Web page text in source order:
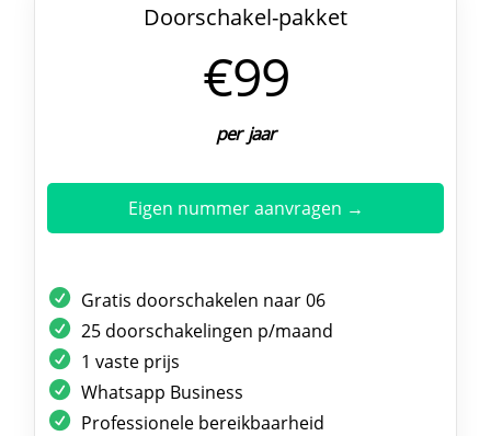
Doorschakel-pakket
€99
per jaar
Eigen nummer aanvragen →
Gratis doorschakelen naar 06
25 doorschakelingen p/maand
1 vaste prijs
Whatsapp Business
Professionele bereikbaarheid